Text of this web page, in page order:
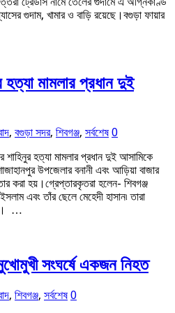
গুদাম, খামার ও বাড়ি রয়েছে।বগুড়া ফায়ার
হত্যা মামলার প্রধান দুই
, বগুড়া সদর, শিবগঞ্জ, সর্বশেষ 0
শাহিনুর হত্যা মামলার প্রধান দুই আসামিকে
উপজেলার বনানী এবং আড়িয়া বাজার
করা হয়।গ্রেপ্তারকৃতরা হলেন- শিবগঞ্জ
এবং তাঁর ছেলে মেহেদী হাসান৷ তারা
…
সংঘর্ষে একজন নিহত
, শিবগঞ্জ, সর্বশেষ 0